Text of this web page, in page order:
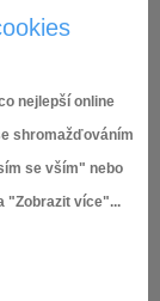
nejlepší online
shromažďováním
se vším" nebo
"Zobrazit více"...